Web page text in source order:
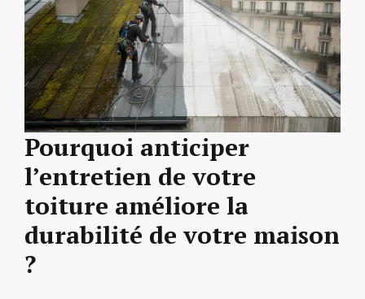
Pourquoi anticiper
l’entretien de votre
toiture améliore la
durabilité de votre maison
?